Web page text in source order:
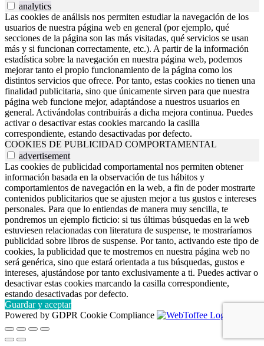
analytics
Las cookies de análisis nos permiten estudiar la navegación de los
usuarios de nuestra página web en general (por ejemplo, qué
secciones de la página son las más visitadas, qué servicios se usan
más y si funcionan correctamente, etc.). A partir de la información
estadística sobre la navegación en nuestra página web, podemos
mejorar tanto el propio funcionamiento de la página como los
distintos servicios que ofrece. Por tanto, estas cookies no tienen una
finalidad publicitaria, sino que únicamente sirven para que nuestra
página web funcione mejor, adaptándose a nuestros usuarios en
general. Activándolas contribuirás a dicha mejora continua. Puedes
activar o desactivar estas cookies marcando la casilla
correspondiente, estando desactivadas por defecto.
COOKIES DE PUBLICIDAD COMPORTAMENTAL
advertisement
Las cookies de publicidad comportamental nos permiten obtener
información basada en la observación de tus hábitos y
comportamientos de navegación en la web, a fin de poder mostrarte
contenidos publicitarios que se ajusten mejor a tus gustos e intereses
personales. Para que lo entiendas de manera muy sencilla, te
pondremos un ejemplo ficticio: si tus últimas búsquedas en la web
estuviesen relacionadas con literatura de suspense, te mostraríamos
publicidad sobre libros de suspense. Por tanto, activando este tipo de
cookies, la publicidad que te mostremos en nuestra página web no
será genérica, sino que estará orientada a tus búsquedas, gustos e
intereses, ajustándose por tanto exclusivamente a ti. Puedes activar o
desactivar estas cookies marcando la casilla correspondiente,
estando desactivadas por defecto.
Guardar y aceptar
Powered by GDPR Cookie Compliance